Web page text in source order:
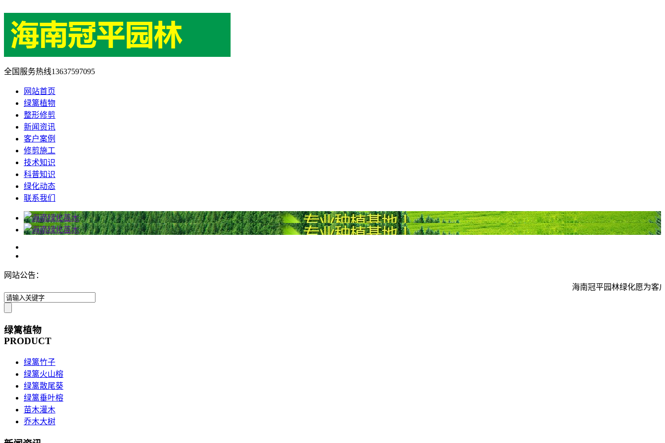
全国服务热线13637597095
网站首页
绿篱植物
整形修剪
新闻资讯
客户案例
修剪施工
技术知识
科普知识
绿化动态
联系我们
网站公告：
海南冠平园林绿化愿为客户
绿篱植物
PRODUCT
绿篱竹子
绿篱火山榕
绿篱散尾葵
绿篱垂叶榕
苗木灌木
乔木大树